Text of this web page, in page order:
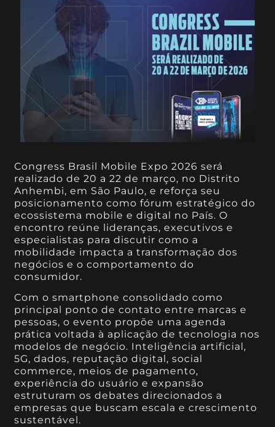
Congress Brasil Mobile Expo 2026 será
realizado de 20 a 22 de março, no Distrito
Anhembi, em São Paulo, e reforça seu
posicionamento como fórum estratégico do
ecossistema mobile e digital no País. O
encontro reúne lideranças, executivos e
especialistas para discutir como a
mobilidade impacta a transformação dos
negócios e o comportamento do
consumidor.
Com o smartphone consolidado como
principal ponto de contato entre marcas e
pessoas, o evento propõe uma agenda
prática voltada à aplicação de tecnologia nos
modelos de negócio. Inteligência artificial,
5G, dados, reputação digital, social
commerce, meios de pagamento,
experiência do usuário e expansão
estruturam os debates direcionados a
empresas que buscam escala e crescimento
sustentável.